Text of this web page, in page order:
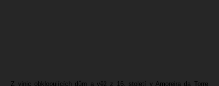
Z vinic obklopujících dům a věž z 16. století v Amoreira da Torre